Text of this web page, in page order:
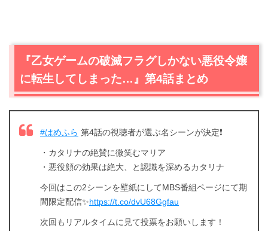
『乙女ゲームの破滅フラグしかない悪役令嬢
に転生してしまった…』第4話まとめ
#はめふら 第4話の視聴者が選ぶ名シーンが決定❗
・カタリナの絶賛に微笑むマリア
・悪役顔の効果は絶大、と認識を深めるカタリナ
今回はこの2シーンを壁紙にしてMBS番組ページにて期
間限定配信✨https://t.co/dvU68Ggfau
次回もリアルタイムに見て投票をお願いします！